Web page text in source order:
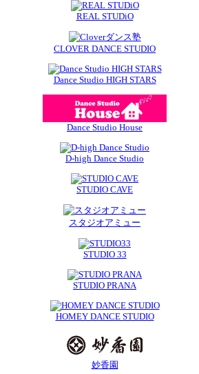
REAL STUDiO
CLOVER DANCE STUDIO
Dance Studio HIGH STARS
Dance Studio House
D-high Dance Studio
STUDIO CAVE
スタジオアミュー
STUDIO 33
STUDIO PRANA
HOMEY DANCE STUDIO
妙香園